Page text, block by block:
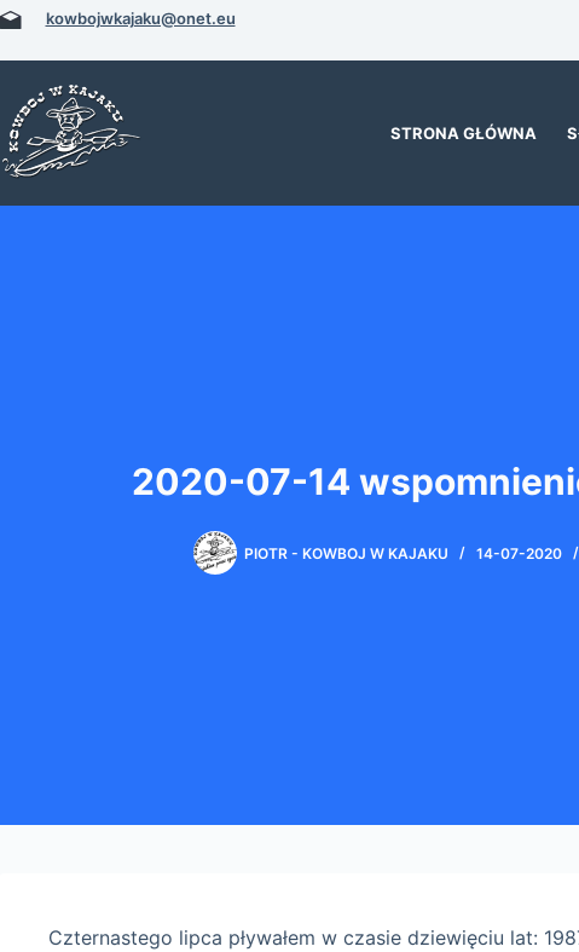
Przejdźkowbojwkajaku@onet.eu
STRONA GŁÓWNA
2020-07-14
PIOTR - KOWBOJ W KAJAKU 14-07-2020
Czternastego lipca pływałem w czasie dziewięciu lat: